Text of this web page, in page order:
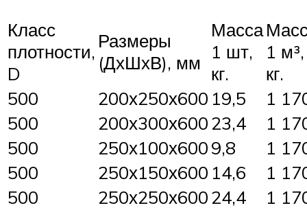
Класс
плотности,
D
Размеры
(ДхШхВ), мм
Масса
1 шт,
кг.
1 м³,
кг.
500
200х250х600 19,5
1
500
200х300х60023,4
1
500
250х100х6009,8
1
500
250х150х600 14,6
1
500
250х250х60024,4
1